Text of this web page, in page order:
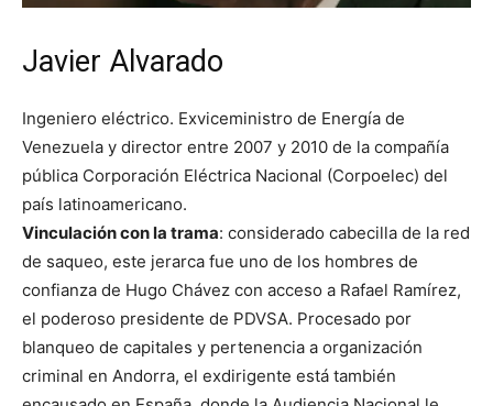
Javier Alvarado
Ingeniero eléctrico. Exviceministro de Energía de
Venezuela y director entre 2007 y 2010 de la compañía
pública Corporación Eléctrica Nacional (Corpoelec) del
país latinoamericano.
Vinculación con la trama: considerado cabecilla de la red
de saqueo, este jerarca fue uno de los hombres de
confianza de Hugo Chávez con acceso a Rafael Ramírez,
el poderoso presidente de PDVSA. Procesado por
blanqueo de capitales y pertenencia a organización
criminal en Andorra, el exdirigente está también